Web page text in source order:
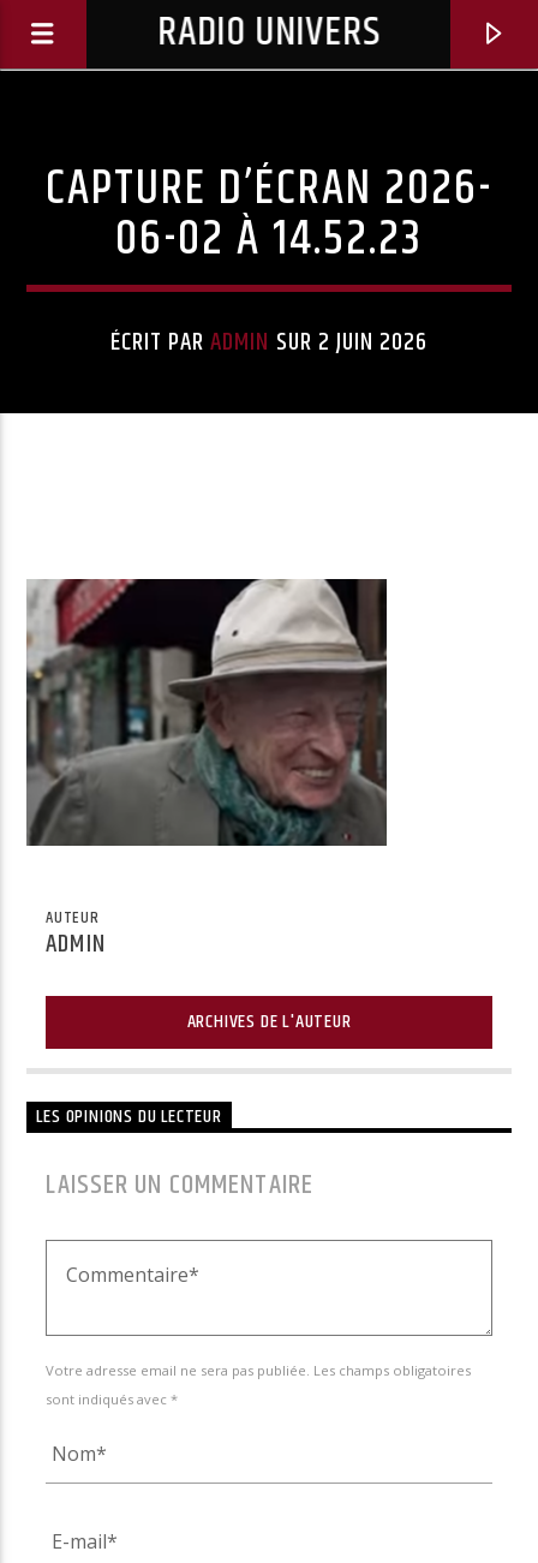
RADIO UNIVERS
Radio Univers
CAPTURE D’ÉCRAN 2026-
06-02 À 14.52.23
ÉCRIT PARADMIN SUR 2 JUIN 2026
AUTEUR
ADMIN
ARCHIVES DE L'AUTEUR
LES OPINIONS DU LECTEUR
LAISSER UN COMMENTAIRE
Votre adresse email ne sera pas publiée. Les champs obligatoires
sont indiqués avec *